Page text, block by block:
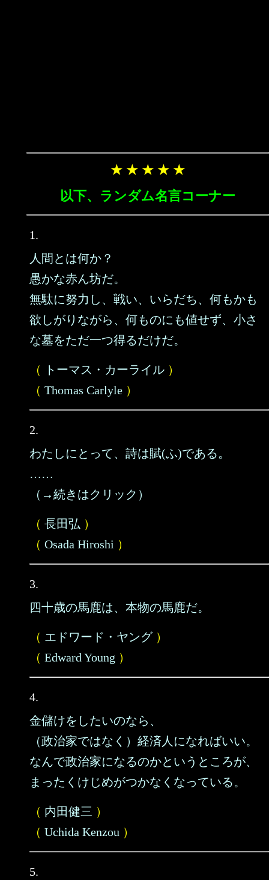
★ ★ ★ ★ ★
以下、ランダム名言コーナー
1.
人間とは何か？
愚かな赤ん坊だ。
無駄に努力し、戦い、いらだち、何もかも
欲しがりながら、何ものにも値せず、小さ
な墓をただ一つ得るだけだ。
（ トーマス・カーライル ）
（ Thomas Carlyle ）
2.
わたしにとって、詩は賦(ふ)である。
……
（→続きはクリック）
（ 長田弘 ）
（ Osada Hiroshi ）
3.
四十歳の馬鹿は、本物の馬鹿だ。
（ エドワード・ヤング）
（ Edward Young ）
4.
金儲けをしたいのなら、
（政治家ではなく）経済人になればいい。
なんで政治家になるのかというところが、
まったくけじめがつかなくなっている。
（ 内田健三 ）
（ Uchida Kenzou ）
5.